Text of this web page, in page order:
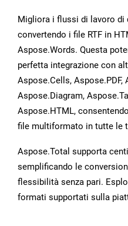
Migliora i flussi di lavoro di
convertendo i file RTF in
Aspose.Words. Questa
perfetta integrazione con
Aspose.Cells,
Aspose.Diagram,
Aspose.HTML,
file multiformato in tutte le
Aspose.Total supporta
semplificando le
flessibilità senza pari.
formati supportati sulla